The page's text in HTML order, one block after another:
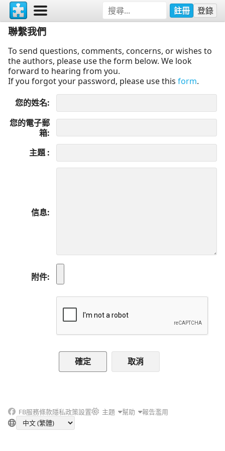
註冊 登錄
聯繫我們
To send questions, comments, concerns, or wishes to
the authors, please use the form below. We look
forward to hearing from you.
If you forgot your password, please use this form.
您的姓名
您的電子郵
箱
主題
信息
附件
取消
FB服務條款隱私政策設置 主題 幫助 報告濫用